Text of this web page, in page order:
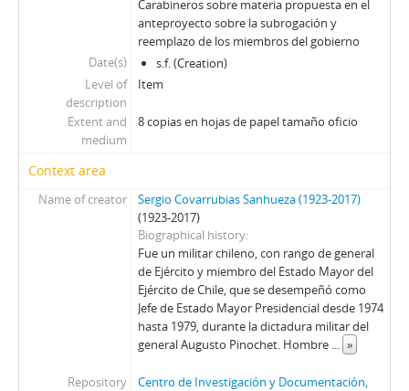
SOJR - Sergio Onofre Jarpa Reyes
RKV - Roberto Tomás Kelly Vásquez
RVA - Rafael Valdivieso Ariztía
AMP - Alfonso Marquéz de la Plata Yrarrázaval
FMA - Fernando Matthei Aubel
Carabineros sobre materia propuesta en el
anteproyecto sobre la subrogación y
reemplazo de los miembros del gobierno
Date(s)
s.f. (Creation)
Level of
description
Item
Extent and
medium
8 copias en hojas de papel tamaño oficio
Context area
Name of creator
Sergio Covarrubias Sanhueza (1923-2017)
(1923-2017)
Biographical history
Fue un militar chileno, con rango de general
de Ejército y miembro del Estado Mayor del
Ejército de Chile, que se desempeñó como
Jefe de Estado Mayor Presidencial desde 1974
hasta 1979, durante la dictadura militar del
general Augusto Pinochet. Hombre ... »
Repository
Centro de Investigación y Documentación,